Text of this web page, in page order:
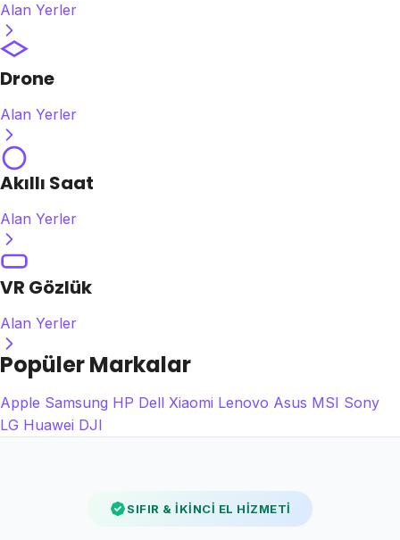
Alan Yerler
Drone
Alan Yerler
Akıllı Saat
Alan Yerler
VR Gözlük
Alan Yerler
Popüler Markalar
Apple Samsung HP Dell Xiaomi Lenovo Asus MSI Sony
LG Huawei DJI
SIFIR & İKİNCİ EL HİZMETİ